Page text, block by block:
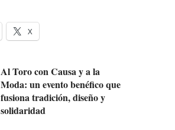
X
Al Toro con Causa y a la
Moda: un evento benéfico que
fusiona tradición, diseño y
solidaridad